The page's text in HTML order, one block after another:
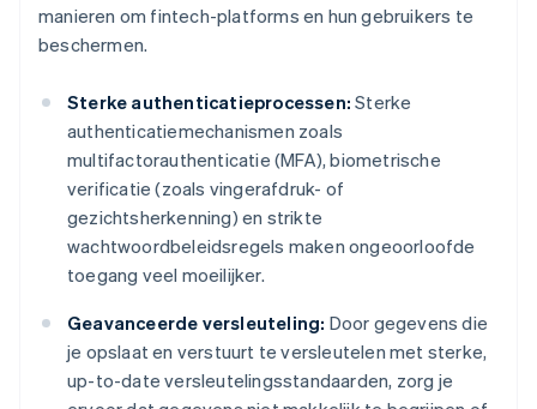
manieren om fintech-platforms en hun gebruikers te
beschermen.
Sterke authenticatieprocessen: Sterke
authenticatiemechanismen zoals
multifactorauthenticatie (MFA), biometrische
verificatie (zoals vingerafdruk- of
gezichtsherkenning) en strikte
wachtwoordbeleidsregels maken ongeoorloofde
toegang veel moeilijker.
Geavanceerde versleuteling: Door gegevens die
je opslaat en verstuurt te versleutelen met sterke,
up-to-date versleutelingsstandaarden, zorg je